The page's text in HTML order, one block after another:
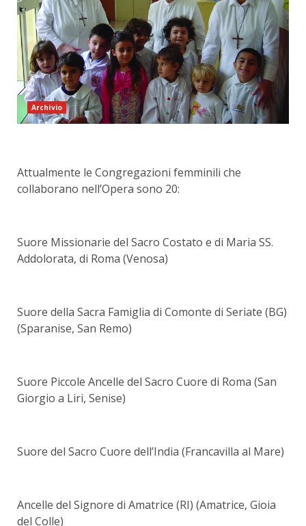
Archivio
Attualmente le Congregazioni femminili che
collaborano nell’Opera sono 20:
Suore Missionarie del Sacro Costato e di Maria SS.
Addolorata, di Roma (Venosa)
Suore della Sacra Famiglia di Comonte di Seriate (BG)
(Sparanise, San Remo)
Suore Piccole Ancelle del Sacro Cuore di Roma (San
Giorgio a Liri, Senise)
Suore del Sacro Cuore dell’India (Francavilla al Mare)
Ancelle del Signore di Amatrice (RI) (Amatrice, Gioia
del Colle)